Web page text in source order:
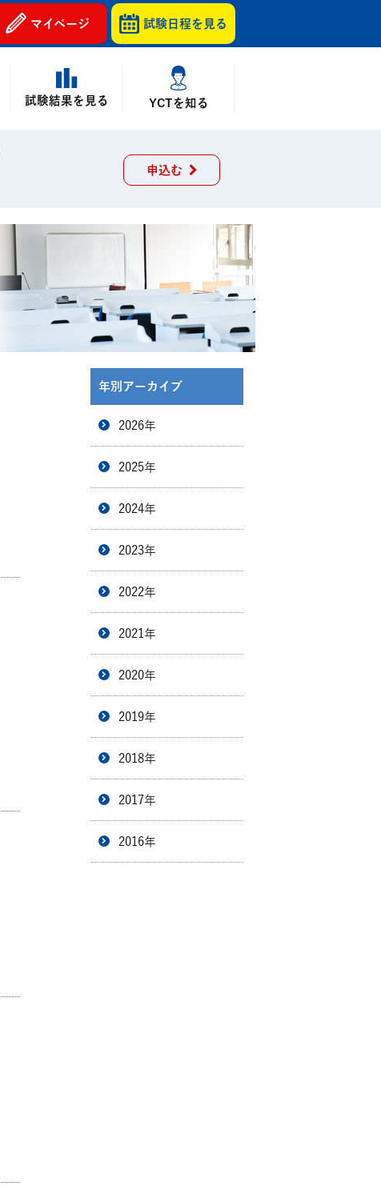
マイページ 試験日程を 見る
試験結果を見る YCTを知る
申込む
年別アーカイブ
2026年
2025年
2024年
2023年
2022年
2021年
2020年
2019年
2018年
2017年
2016年